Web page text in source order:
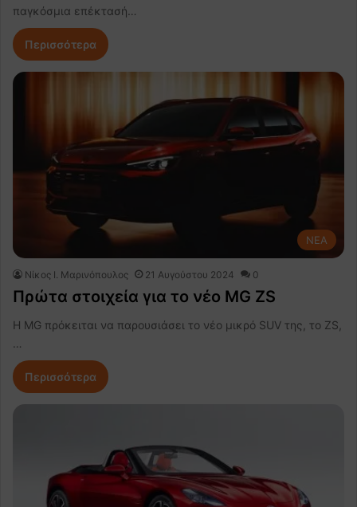
παγκόσμια επέκτασή…
Περισσότερα
NEA
Nίκος Ι. Mαρινόπουλος 21 Αυγούστου 2024 0
Πρώτα στοιχεία για το νέο MG ZS
Η MG πρόκειται να παρουσιάσει το νέο μικρό SUV της, το ZS,
…
Περισσότερα